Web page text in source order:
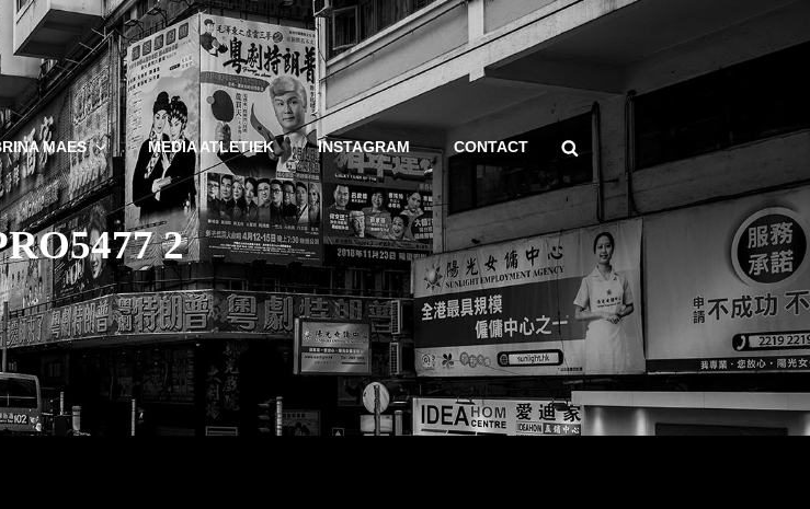
MAES MEDIA ATLETIEK INSTAGRAM CONTACT Search
2